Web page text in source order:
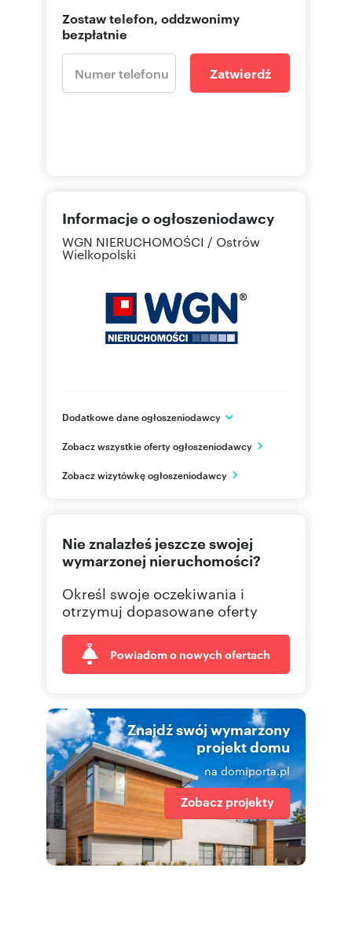
Zostaw telefon, oddzwonimy
bezpłatnie
Zatwierdź
Informacje o ogłoszeniodawcy
WGN NIERUCHOMOŚCI / Ostrów
Wielkopolski
Dodatkowe dane ogłoszeniodawcy
Ostrów Wielkopolski
PL
Zobacz wszystkie oferty ogłoszeniodawcy
Zobacz wizytówkę ogłoszeniodawcy
Nie znalazłeś jeszcze swojej
wymarzonej nieruchomości?
Określ swoje oczekiwania i
otrzymuj dopasowane oferty
Powiadom o nowych ofertach
Znajdź swój wymarzony
projekt domu
na domiporta.pl
Zobacz projekty